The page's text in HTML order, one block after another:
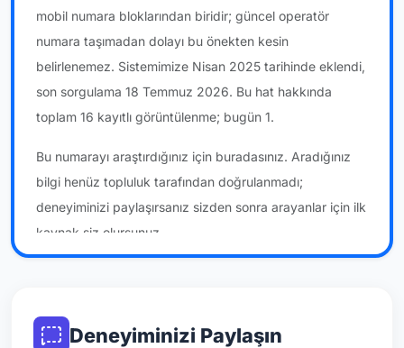
mobil numara bloklarından biridir; güncel operatör
numara taşımadan dolayı bu önekten kesin
belirlenemez. Sistemimize Nisan 2025 tarihinde eklendi,
son sorgulama 18 Temmuz 2026. Bu hat hakkında
toplam 16 kayıtlı görüntülenme; bugün 1.
Bu numarayı araştırdığınız için buradasınız. Aradığınız
bilgi henüz topluluk tarafından doğrulanmadı;
deneyiminizi paylaşırsanız sizden sonra arayanlar için ilk
kaynak siz olursunuz.
Deneyiminizi Paylaşın